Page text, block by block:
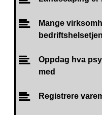
Mange
Oppdag hva
med
Registrere